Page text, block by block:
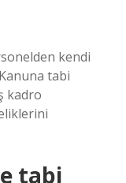
kendi
tabi
kadro
tabi